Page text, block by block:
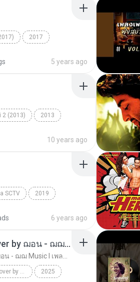
2017
5 years ago
2 (2013) 2013
10 years ago
SCTV 2019
6 years ago
เธอลำเอียง I อริสมันต์ Cover by ฌอน - ฌฌ Music I เพลงยุค 90 I Rock Cover
เธอลำเอียง I อริสมันต์ Cover by ฌอน - ฌฌ Music I เพลงยุค 90 I Rock Cover 2025